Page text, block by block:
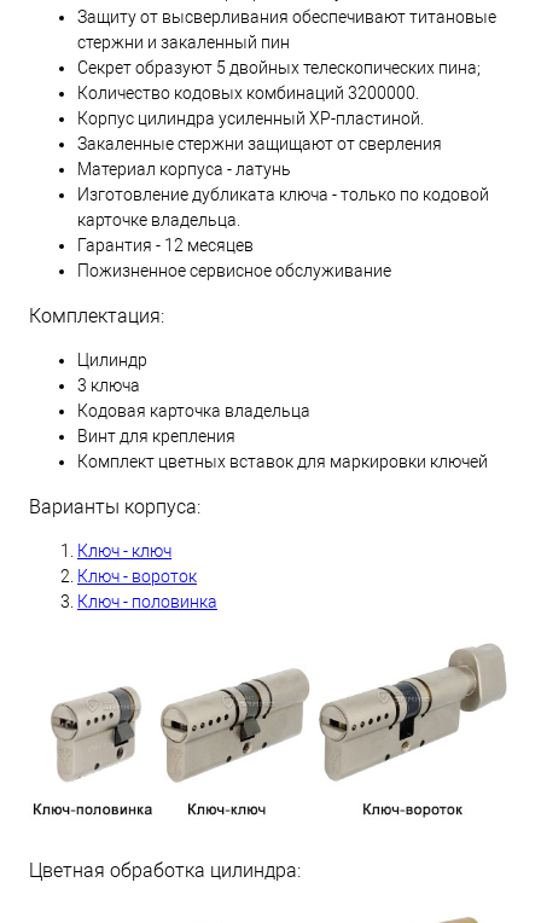
Защиту от высверливания обеспечивают титановые
стержни и закаленный пин
Секрет образуют 5 двойных телескопических пина;
Количество кодовых комбинаций 3200000.
Корпус цилиндра усиленный XP-пластиной.
Закаленные стержни защищают от сверления
Материал корпуса - латунь
Изготовление дубликата ключа - только по кодовой
карточке владельца.
Гарантия - 12 месяцев
Пожизненное сервисное обслуживание
Комплектация:
Цилиндр
3 ключа
Кодовая карточка владельца
Винт для крепления
Комплект цветных вставок для маркировки ключей
Варианты корпуса:
Ключ - ключ
Ключ - вороток
Ключ - половинка
Цветная обработка цилиндра: